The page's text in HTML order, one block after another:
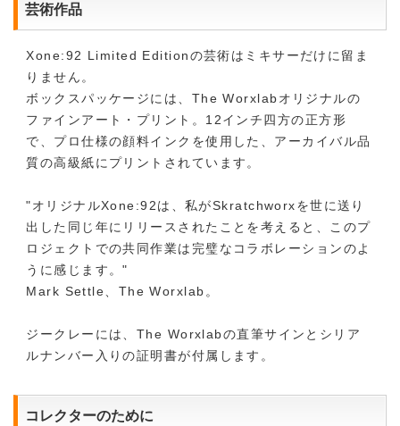
芸術作品
Xone:92 Limited Editionの芸術はミキサーだけに留ま
りません。
ボックスパッケージには、The Worxlabオリジナルの
ファインアート・プリント。12インチ四方の正方形
で、プロ仕様の顔料インクを使用した、アーカイバル品
質の高級紙にプリントされています。
"オリジナルXone:92は、私がSkratchworxを世に送り
出した同じ年にリリースされたことを考えると、このプ
ロジェクトでの共同作業は完璧なコラボレーションのよ
うに感じます。"
Mark Settle、The Worxlab。
ジークレーには、The Worxlabの直筆サインとシリア
ルナンバー入りの証明書が付属します。
コレクターのために